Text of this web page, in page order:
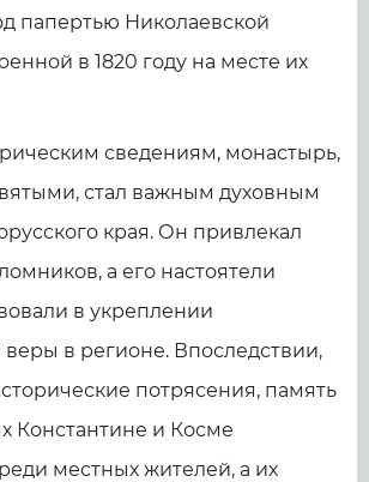
папертью Николаевской
в 1820 году на месте их
сведениям, монастырь,
стал важным духовным
края. Он привлекал
а его настоятели
в укреплении
в регионе. Впоследствии,
потрясения, память
Константине и Косме
местных жителей, а их